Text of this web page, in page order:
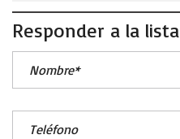
Responder a la lista